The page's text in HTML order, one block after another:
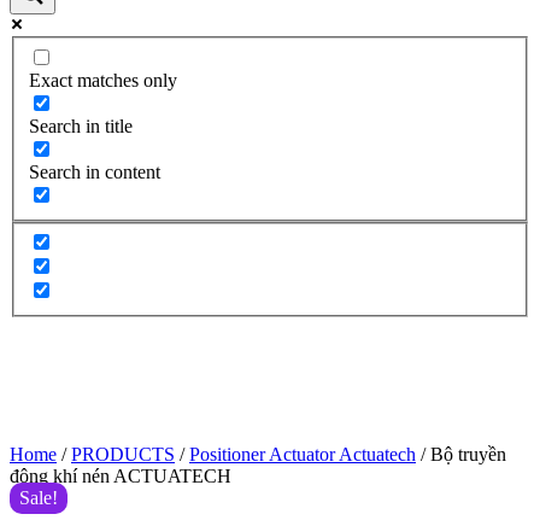
Exact matches only
Search in title
Search in content
Home /PRODUCTS /Positioner Actuator Actuatech / Bộ truyền
động khí nén ACTUATECH
Sale!